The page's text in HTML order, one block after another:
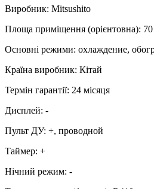
Виробник: Mitsushito
Площа приміщення (орієнтовна): 70
Основні режими: охлаждение,
Країна виробник: Кітай
Термін гарантії: 24 місяця
Дисплей: -
Пульт ДУ: +, проводной
Таймер: +
Нічний режим: -